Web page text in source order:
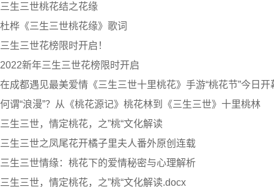
三生三世桃花结之花缘
杜桦《三生三世桃花缘》歌词
三生三世花榜限时开启！
2022新年三生三世花榜限时开启
在成都遇见最美爱情《三生三世十里桃花》手游“桃花节”今日开
何谓“浪漫”？从《桃花源记》桃花林到《三生三世》十里桃林
三生三世，情定桃花，之”桃“文化解读
三生三世之凤尾花开橘子里夫人番外原创连载
三生三世情缘：桃花下的爱情秘密与心理解析
三生三世，情定桃花，之”桃“文化解读.docx